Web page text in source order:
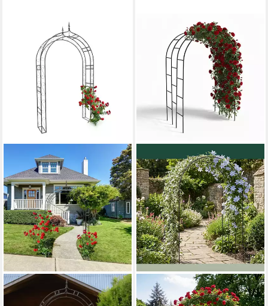
RELAXDAYS
Rosenbogen mit Spitze
RELAXDAYS
Rosenbogen aus Metall